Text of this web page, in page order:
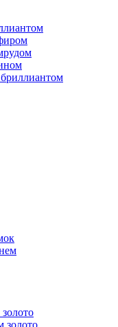
золото